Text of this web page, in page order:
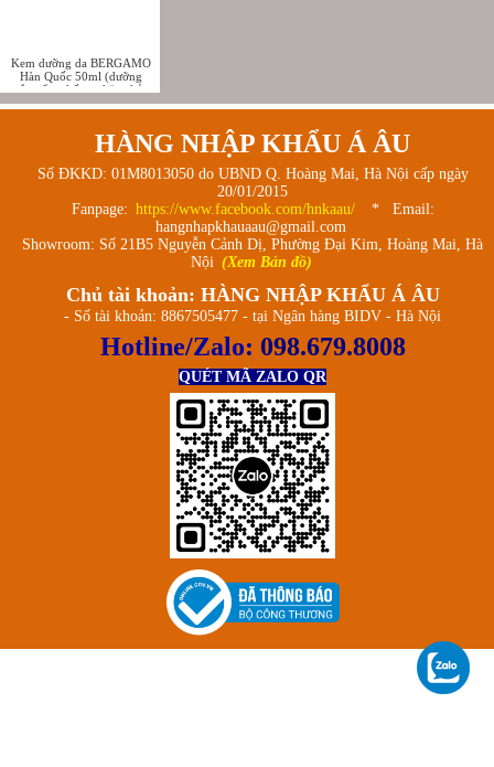
Kem dưỡng da BERGAMO
Hàn Quốc 50ml (dưỡng
trắng,ẩm,chống nhăn,chảy
xệ-Coenzyme Q10 Cream)
HÀNG NHẬP KHẨU Á ÂU
Số ĐKKD: 01M8013050 do UBND Q. Hoàng Mai, Hà Nội cấp ngày
20/01/2015
Fanpage: https://www.facebook.com/hnkaau/
* Email:
hangnhapkhauaau@gmail.com
Showroom: Số 21B5 Nguyễn Cảnh Dị, Phường Đại Kim, Hoàng Mai, Hà
Nội (Xem Bản đồ)
Chủ tài khoản: HÀNG NHẬP KHẨU Á ÂU
- Số tài khoản: 8867505477 - tại Ngân hàng BIDV - Hà Nội
Hotline/Zalo: 098.679.8008
QUÉT MÃ ZALO QR